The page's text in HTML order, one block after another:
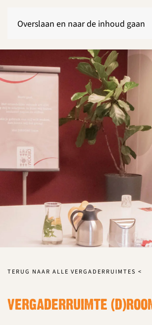
Overslaan en naar de inhoud gaan
TERUG NAAR ALLE VERGADERRUIMTES <
VERGADERRUIMTE